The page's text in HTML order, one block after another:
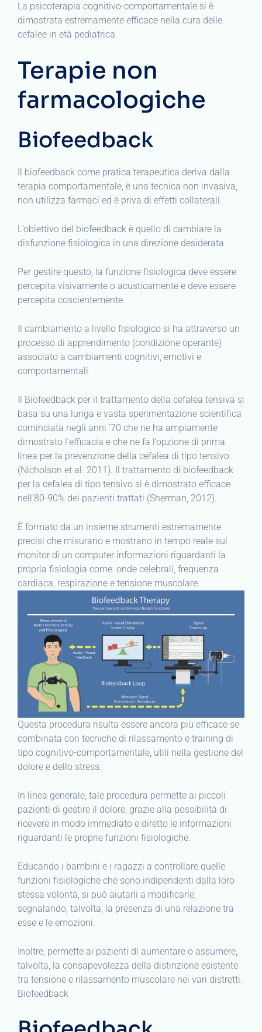
La psicoterapia cognitivo-comportamentale si è
dimostrata estremamente efficace nella cura delle
cefalee in età pediatrica.
Terapie non
farmacologiche
Biofeedback
Il biofeedback come pratica terapeutica deriva dalla
terapia comportamentale, è una tecnica non invasiva,
non utilizza farmaci ed è priva di effetti collaterali.
L’obiettivo del biofeedback è quello di cambiare la
disfunzione fisiologica in una direzione desiderata.
Per gestire questo, la funzione fisiologica deve essere
percepita visivamente o acusticamente e deve essere
percepita coscientemente.
Il cambiamento a livello fisiologico si ha attraverso un
processo di apprendimento (condizione operante)
associato a cambiamenti cognitivi, emotivi e
comportamentali.
Il Biofeedback per il trattamento della cefalea tensiva si
basa su una lunga e vasta sperimentazione scientifica
cominciata negli anni ’70 che ne ha ampiamente
dimostrato l’efficacia e che ne fa l’opzione di prima
linea per la prevenzione della cefalea di tipo tensivo
(Nicholson et al. 2011). Il trattamento di biofeedback
per la cefalea di tipo tensivo si è dimostrato efficace
nell’80-90% dei pazienti trattati (Sherman, 2012).
È formato da un insieme strumenti estremamente
precisi che misurano e mostrano in tempo reale sul
monitor di un computer informazioni riguardanti la
propria fisiologia come: onde celebrali, frequenza
cardiaca, respirazione e tensione muscolare.
Questa procedura risulta essere ancora più efficace se
combinata con tecniche di rilassamento e training di
tipo cognitivo-comportamentale, utili nella gestione del
dolore e dello stress.
In linea generale, tale procedura permette ai piccoli
pazienti di gestire il dolore, grazie alla possibilità di
ricevere in modo immediato e diretto le informazioni
riguardanti le proprie funzioni fisiologiche.
Educando i bambini e i ragazzi a controllare quelle
funzioni fisiologiche che sono indipendenti dalla loro
stessa volontà, si può aiutarli a modificarle,
segnalando, talvolta, la presenza di una relazione tra
esse e le emozioni.
Inoltre, permette ai pazienti di aumentare o assumere,
talvolta, la consapevolezza della distinzione esistente
tra tensione e rilassamento muscolare nei vari distretti.
Biofeedback